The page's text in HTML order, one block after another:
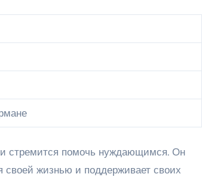
и стремится помочь нуждающимся. Он
своей жизнью и поддерживает своих